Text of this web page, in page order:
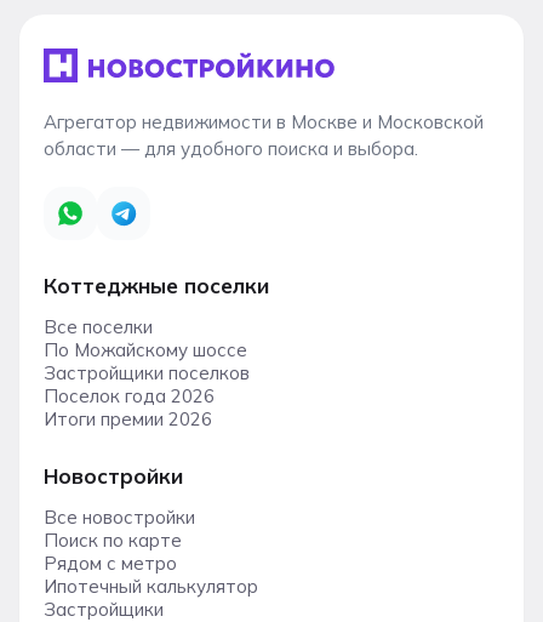
Агрегатор недвижимости в Москве и Московской
области — для удобного поиска и выбора.
Коттеджные поселки
Все поселки
По Можайскому шоссе
Застройщики поселков
Поселок года 2026
Итоги премии 2026
Новостройки
Все новостройки
Поиск по карте
Рядом с метро
Ипотечный калькулятор
Застройщики